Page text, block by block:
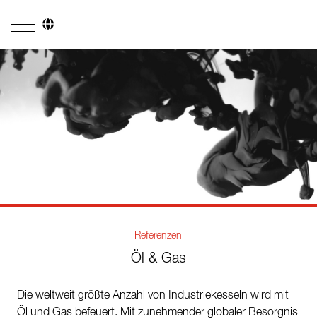
Unternehmen
Geschäftsfelder
Ingenieurdienstleistungen
Referenzen
Referenzen
Öl & Gas
Die weltweit größte Anzahl von Industriekesseln wird mit
Öl und Gas befeuert. Mit zunehmender globaler Besorgnis